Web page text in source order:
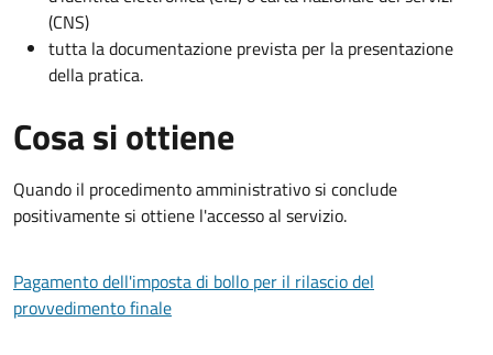
(CNS)
tutta la documentazione prevista per la presentazione
della pratica.
Cosa si ottiene
Quando il procedimento amministrativo si conclude
positivamente si ottiene l'accesso al servizio.
Pagamento dell'imposta di bollo per il rilascio del
provvedimento finale